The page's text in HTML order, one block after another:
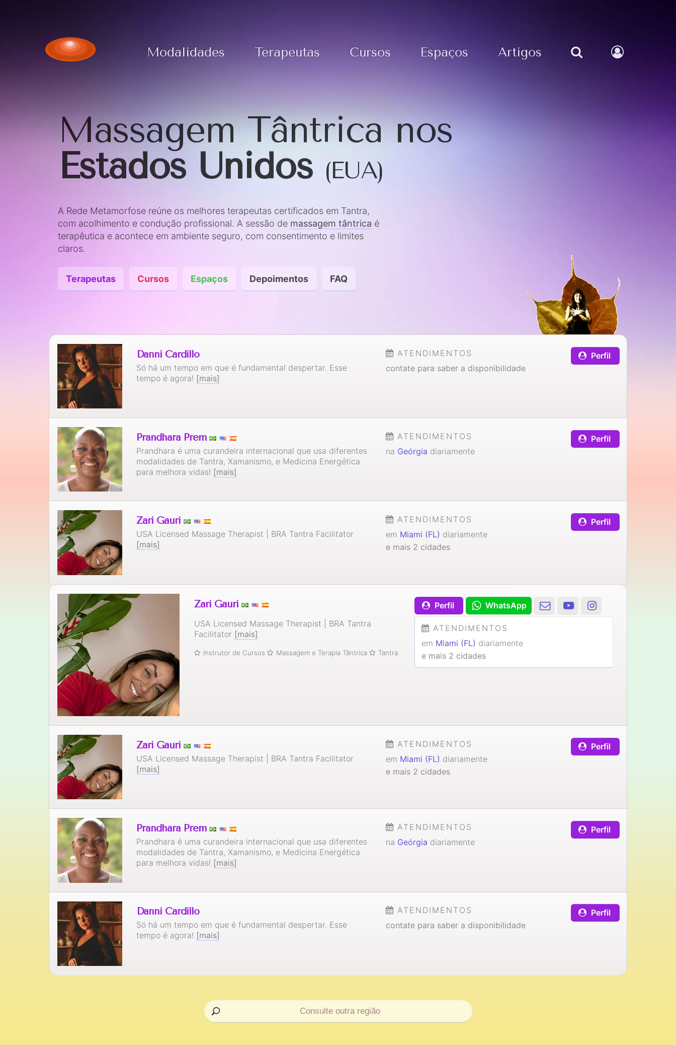
Modalidades Terapeutas Cursos Espaços Artigos
Massagem Tântrica nos
Estados Unidos (EUA)
A Rede Metamorfose reúne os melhores terapeutas certificados em Tantra,
com acolhimento e condução profissional. A sessão de massagem tântrica é
terapêutica e acontece em ambiente seguro, com consentimento e limites
claros.
Terapeutas Cursos Espaços Depoimentos FAQ
Danni Cardillo
Só há um tempo em que é fundamental despertar. Esse
tempo é agora! [mais]
Perfil
ATENDIMENTOS
contate para saber a disponibilidade
Prandhara Prem
Prandhara é uma curandeira internacional que usa diferentes
modalidades de Tantra, Xamanismo, e Medicina Energética
para melhora vidas! [mais]
Perfil
ATENDIMENTOS
na Geórgia diariamente
Zari Gauri
USA Licensed Massage Therapist | BRA Tantra Facilitator
[mais]
Perfil
ATENDIMENTOS
em Miami (FL) diariamente
e mais 2 cidades
Zari Gauri
USA Licensed Massage Therapist | BRA Tantra
Facilitator [mais]
Instrutor de Cursos Massagem e Terapia Tântrica Tantra
Perfil WhatsApp
ATENDIMENTOS
em Miami (FL) diariamente
e mais 2 cidades
Zari Gauri
USA Licensed Massage Therapist | BRA Tantra Facilitator
[mais]
Perfil
ATENDIMENTOS
em Miami (FL) diariamente
e mais 2 cidades
Prandhara Prem
Prandhara é uma curandeira internacional que usa diferentes
modalidades de Tantra, Xamanismo, e Medicina Energética
para melhora vidas! [mais]
Perfil
ATENDIMENTOS
na Geórgia diariamente
Danni Cardillo
Só há um tempo em que é fundamental despertar. Esse
tempo é agora! [mais]
Perfil
ATENDIMENTOS
contate para saber a disponibilidade